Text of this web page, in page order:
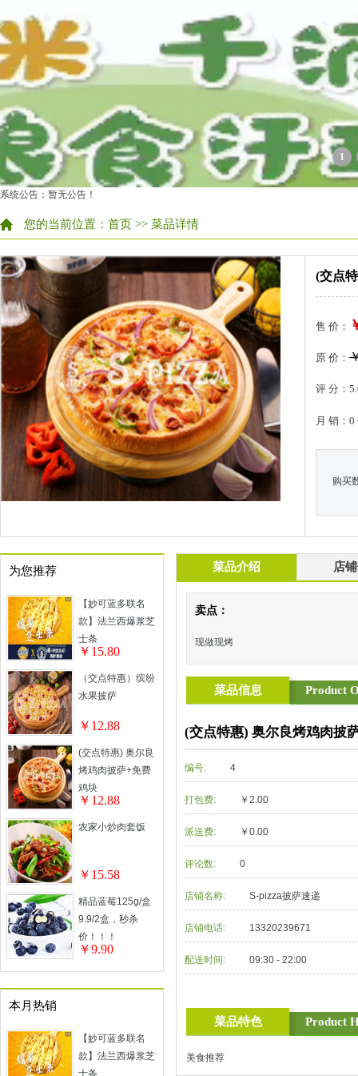
1
系统公告：暂无公告！
您的当前位置： 首页 >> 菜品详情
(交点
售 价：
原 价：
评 分：
月 销：0
购买
为您推荐
【妙可蓝多联名
款】法兰西爆浆芝
士条
￥15.80
（交点特惠）缤纷
水果披萨
￥12.88
(交点特惠) 奥尔良
烤鸡肉披萨+免费
鸡块
￥12.88
农家小炒肉套饭
￥15.58
精品蓝莓125g/盒
9.9/2盒，秒杀
价！！！
￥9.90
本月热销
【妙可蓝多联名
款】法兰西爆浆芝
士条
菜品介绍 店
卖点：
现做现烤
菜品信息 Product
(交点特惠) 奥尔良烤鸡肉披
编号: 4
打包费: ￥2.00
派送费: ￥0.00
评论数: 0
店铺名称: S-pizza披萨速递
店铺电话: 13320239671
配送时间: 09:30 - 22:00
菜品特色 Product
美食推荐